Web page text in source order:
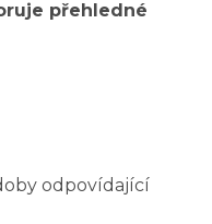
přehledné
odpovídající